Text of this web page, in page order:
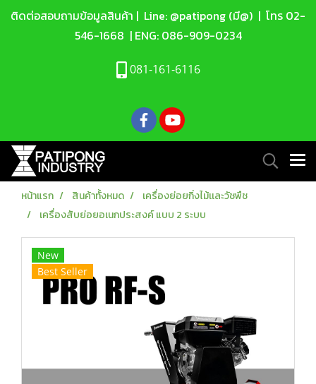
ติดต่อสอบถามข้อมูลสินค้า | Line: @patipong (มี@) | โทร 02-
546-1668 | ENG: 086-909-0234
081-161-6116
หน้าแรก สินค้าทั้งหมด
เครื่องย่อยกิ่งไม้เเละวัชพืช
เครื่องสับย่อยอเนกประสงค์ แบบ 2 ระบบ
New
Best Seller